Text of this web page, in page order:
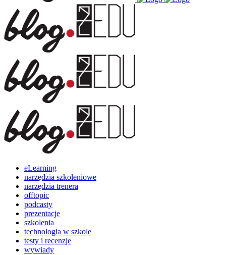
eLearning
narzędzia szkoleniowe
narzędzia trenera
offtopic
podcasty
prezentacje
szkolenia
technologia w szkole
testy i recenzje
wywiady